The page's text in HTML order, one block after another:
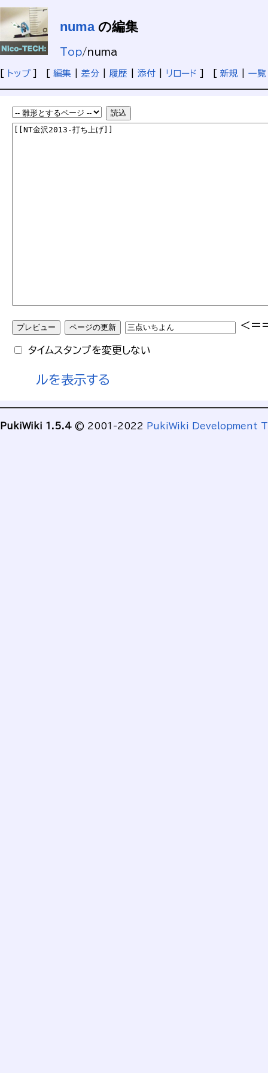
numaの編集
Top/numa
トップ] [ 編集 差分 履歴 添付 リロード 新規 一覧
タイムスタンプを変更しない
ルを表示する
PukiWiki 1.5.4 © 2001-2022 PukiWiki Development